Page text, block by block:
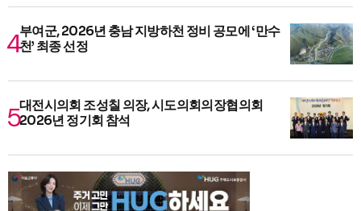
부여군, 2026년 충남 지방하천 정비 공모에 ‘만수
천’ 최종 선정
대전시의회 조성칠 의장, 시도의회의장협의회
2026년 정기회 참석